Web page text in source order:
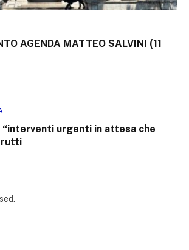
AGENDA MATTEO SALVINI (11
“interventi urgenti in attesa che